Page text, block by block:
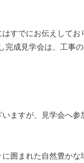
すでにお伝えしてお
完成見学会は、工事
ますが、見学会へ
囲まれた自然豊か